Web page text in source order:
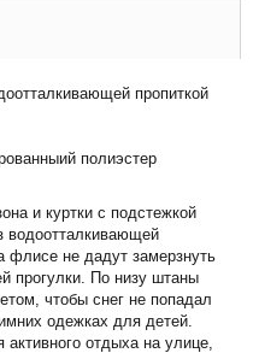
пропиткой
полиэстер
и куртки с подстежкой
водоотталкивающей
флисе не дадут замерзнуть
прогулки. По низу штаны
чтобы снег не попадал
одежках для детей.
отдыха на улице,